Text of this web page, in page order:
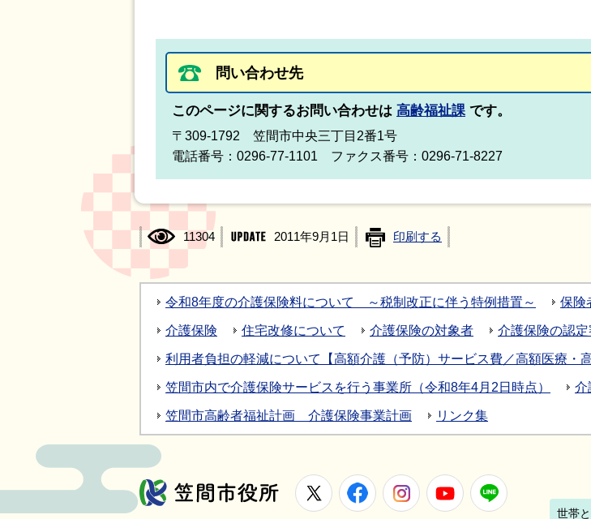
問い合わせ先
このページに関するお問い合わせは 高齢福祉課 です。
〒309-1792 笠間市中央三丁目2番1号
電話番号：0296-77-1101 ファクス番号：0296-71-8227
11304 2011年9月1日 印刷する
令和8年度の介護保険料について ～税制改正に伴う特例措置～ 保険
介護保険 住宅改修について 介護保険の対象者 介護保険の認定
利用者負担の軽減について【高額介護（予防）サービス費／高額医療・
笠間市内で介護保険サービスを行う事業所（令和8年4月2日時点） 介
笠間市高齢者福祉計画 介護保険事業計画 リンク集
笠間市役所
X FacebookInstagramYoutube